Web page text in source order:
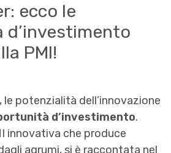
ecco le
PMI!
potenzialità dell’innovazione
d’investimento.
innovativa che produce
agrumi, si è raccontata nel